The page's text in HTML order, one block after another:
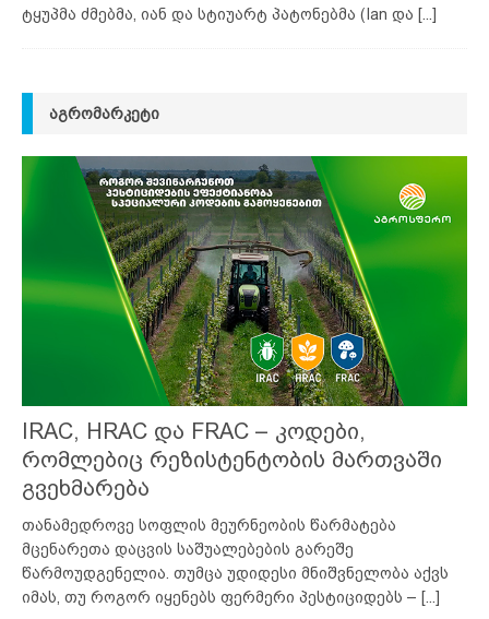
ტყუპმა ძმებმა, იან და სტიუარტ პატონებმა (Ian და [...]
ᲐᲒᲠᲝᲛᲐᲠᲙᲔᲢᲘ
IRAC, HRAC და FRAC – კოდები,
რომლებიც რეზისტენტობის მართვაში
გვეხმარება
თანამედროვე სოფლის მეურნეობის წარმატება
მცენარეთა დაცვის საშუალებების გარეშე
წარმოუდგენელია. თუმცა უდიდესი მნიშვნელობა აქვს
იმას, თუ როგორ იყენებს ფერმერი პესტიციდებს – [...]